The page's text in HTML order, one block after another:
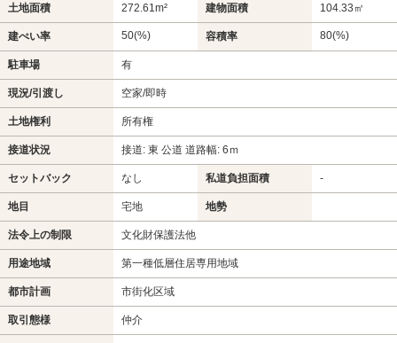
土地面積 272.61m² 建物面積 104.33㎡
建ぺい率 50(%) 容積率 80(%)
駐車場 有
現況/引渡し 空家/即時
土地権利 所有権
接道状況 接道: 東 公道 道路幅: 6ｍ
セットバック なし 私道負担面積 -
地目 宅地 地勢
法令上の制限 文化財保護法他
用途地域 第一種低層住居専用地域
都市計画 市街化区域
取引態様 仲介